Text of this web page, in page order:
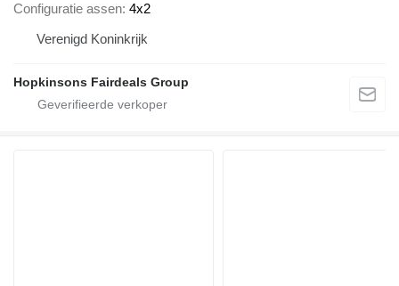
Configuratie assen 4x2
Verenigd Koninkrijk
Hopkinsons Fairdeals Group